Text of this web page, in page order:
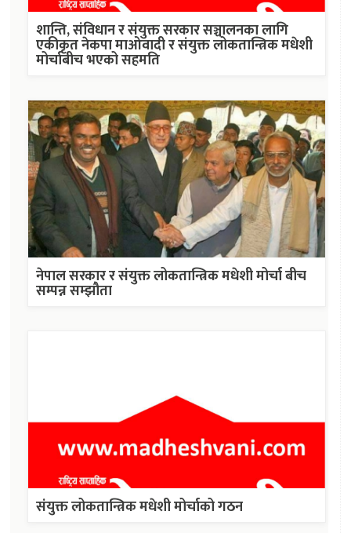
शान्ति, संविधान र संयुक्त सरकार सञ्चालनका लागि
एकीकृत नेकपा माओवादी र संयुक्त लोकतान्त्रिक मधेशी
मोर्चाबीच भएको सहमति
नेपाल सरकार र संयुक्त लोकतान्त्रिक मधेशी मोर्चा बीच
सम्पन्न सम्झौता
संयुक्त लोकतान्त्रिक मधेशी मोर्चाको गठन